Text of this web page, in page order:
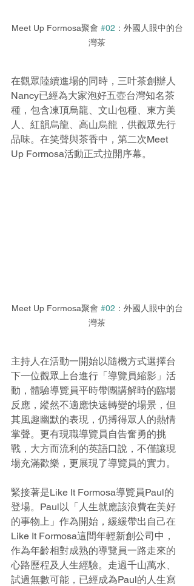
Meet Up Formosa聚會 #02 ：外國人眼中的台
灣茶
在觀眾陸續進場的同時，三叶茶創辦人
Nancy已經為大家泡好五壺台灣知名茶
種，包含凍頂烏龍、文山包種、東方美
人、紅韻烏龍、高山烏龍，供觀眾先行
品味。在笑聲與茶香中，第二次Meet
Up Formosa活動正式拉開序幕。
Meet Up Formosa聚會 #02 ：外國人眼中的台
灣茶
主持人在活動一開始以隨機方式選擇台
下一位觀眾上台進行「導覽員縮影」活
動，體驗導覽員平時帶團講解時的臨場
反應，縱然不適應快速轉變的場景，但
其風趣幽默的表現，仍搏得眾人的熱情
掌聲。更有現職導覽員自告奮勇的挑
戰，大方而流利的英語口說，不僅讓現
場充滿歡樂，更展現了導覽員的實力。
緊接著是Like It Formosa導覽員Paul的
登場。Paul以「人生就應該浪費在美好
的事物上」作為開始，緩緩帶出自己在
Like It Formosa這間年輕新創公司中，
作為年齡相對成熟的導覽員一路走來的
心路歷程及人生經驗。走過千山萬水、
試過無數可能，已經成為Paul的人生寫